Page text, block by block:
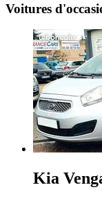
Voitures
Kia